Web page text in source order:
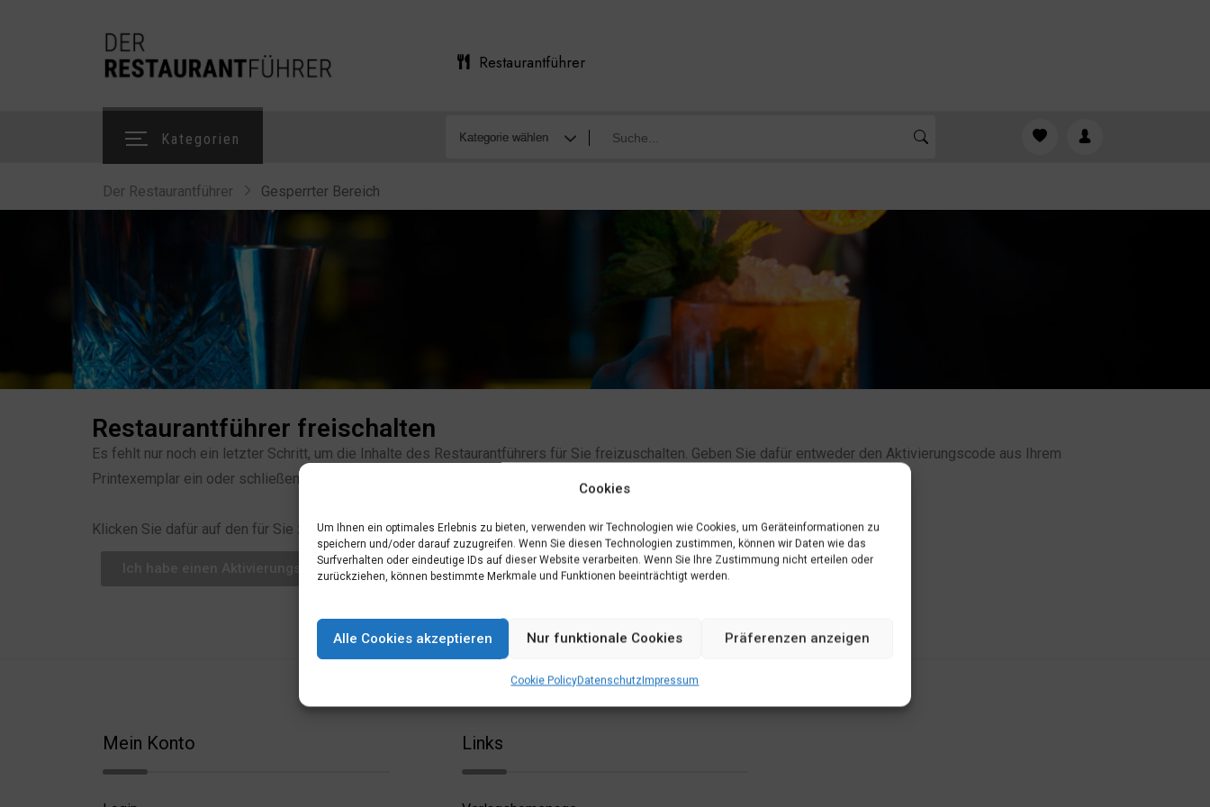
Cookies
Um Ihnen ein optimales Erlebnis zu bieten, verwenden wir Technologien wie Cookies, um Geräteinformationen zu
speichern und/oder darauf zuzugreifen. Wenn Sie diesen Technologien zustimmen, können wir Daten wie das
Surfverhalten oder eindeutige IDs auf dieser Website verarbeiten. Wenn Sie Ihre Zustimmung nicht erteilen oder
zurückziehen, können bestimmte Merkmale und Funktionen beeinträchtigt werden.
Alle Cookies akzeptieren Nur funktionale Cookies Präferenzen anzeigen
Cookie PolicyDatenschutzImpressum
Restaurantführer
Kategorien
Der Restaurantführer Gesperrter Bereich
Restaurantführer freischalten
Es fehlt nur noch ein letzter Schritt, um die Inhalte des Restaurantführers für Sie freizuschalten. Geben Sie dafür entweder den Aktivierungscode aus Ihrem
Printexemplar ein oder schließen Sie alternativ eines der verfügbaren Abonnements ab.
Klicken Sie dafür auf den für Sie zutreffenden Button:
Ich habe einen Aktivierungscode Ich will ein Abo abschließen
Mein Konto Links